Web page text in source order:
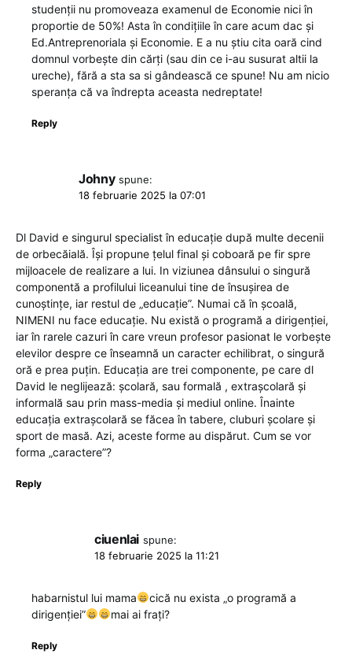
studenții nu promoveaza examenul de Economie nici în
proportie de 50%! Asta în condițiile în care acum dac și
Ed.Antreprenoriala și Economie. E a nu știu cita oară cind
domnul vorbește din cărți (sau din ce i-au susurat altii la
ureche), fără a sta sa si gândească ce spune! Nu am nicio
speranța că va îndrepta aceasta nedreptate!
Reply
Johny spune:
18 februarie 2025 la 07:01
Dl David e singurul specialist în educație după multe decenii
de orbecăială. Își propune țelul final și coboară pe fir spre
mijloacele de realizare a lui. In viziunea dânsului o singură
componentă a profilului liceanului tine de însușirea de
cunoștințe, iar restul de „educație”. Numai că în școală,
NIMENI nu face educație. Nu există o programă a dirigenției,
iar în rarele cazuri în care vreun profesor pasionat le vorbește
elevilor despre ce înseamnă un caracter echilibrat, o singură
oră e prea puțin. Educația are trei componente, pe care dl
David le neglijează: școlară, sau formală , extrașcolară și
informală sau prin mass-media și mediul online. Înainte
educația extrașcolară se făcea în tabere, cluburi școlare și
sport de masă. Azi, aceste forme au dispărut. Cum se vor
forma „caractere”?
Reply
ciuenlai spune:
18 februarie 2025 la 11:21
habarnistul lui mama
cică nu exista „o programă a
dirigenției”
mai ai frați?
Reply